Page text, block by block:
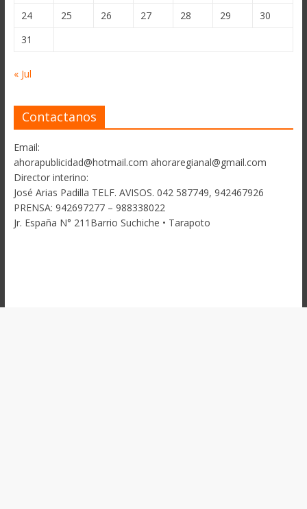
24
25 26 27 28 29
30
31
« Jul
Contactanos
Email:
ahorapublicidad@hotmail.com ahoraregianal@gmail.com
Director interino:
José Arias Padilla TELF. AVISOS. 042 587749, 942467926
PRENSA: 942697277 – 988338022
Jr. España N° 211Barrio Suchiche • Tarapoto